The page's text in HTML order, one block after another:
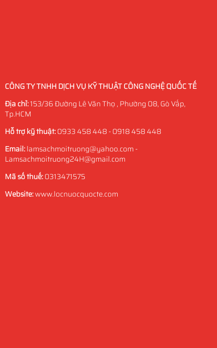
CÔNG TY TNHH DỊCH VỤ KỸ THUẬT CÔNG NGHỆ QUỐC TẾ
Địa chỉ:153/36 Đường Lê Văn Thọ , Phường 08, Gò Vấp,
Tp.HCM
Hỗ trợ kỹ thuật:0933 458 448 - 0918 458 448
Email:lamsachmoitruong@yahoo.com -
Lamsachmoitruong24H@gmail.com
Mã số thuế:0313471575
Website:www.locnuocquocte.com